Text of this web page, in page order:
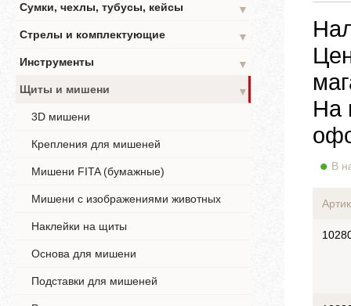
Сумки, чехлы, тубусы, кейсы
▼
Стрелы и комплектующие
▼
Инструменты
▼
Щиты и мишени
▼
3D мишени
Крепления для мишеней
Мишени FITA (бумажные)
Мишени с изображениями животных
Наклейки на щиты
Основа для мишени
Подставки для мишеней
На
В